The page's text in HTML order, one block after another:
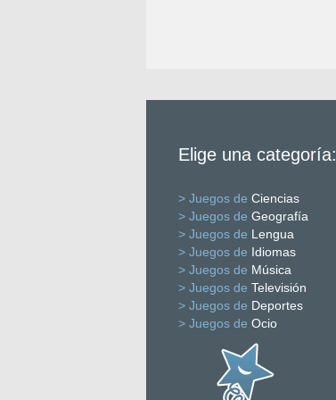
Elige una categoría:
> Juegos de Ciencias
> Juegos de Geografía
> Juegos de Lengua
> Juegos de Idiomas
> Juegos de Música
> Juegos de Televisión
> Juegos de Deportes
> Juegos de Ocio